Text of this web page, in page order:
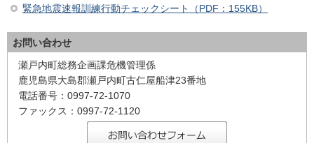
緊急地震速報訓練行動チェックシート（PDF：155KB）
お問い合わせ
瀬戸内町総務企画課危機管理係
鹿児島県大島郡瀬戸内町古仁屋船津23番地
電話番号：0997-72-1070
ファックス：0997-72-1120